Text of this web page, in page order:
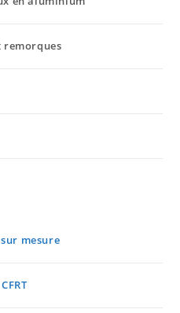
remorques
mesure